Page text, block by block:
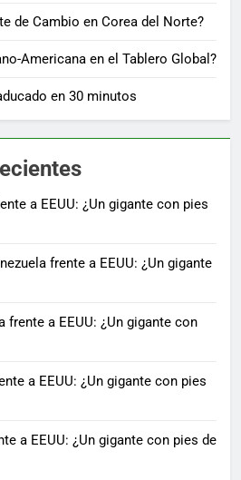
de Cambio en Corea del Norte?
Americana en el Tablero Global?
en 30 minutos
a EEUU: ¿Un gigante con pies
frente a EEUU: ¿Un gigante
frente a EEUU: ¿Un gigante con
a EEUU: ¿Un gigante con pies
a EEUU: ¿Un gigante con pies de